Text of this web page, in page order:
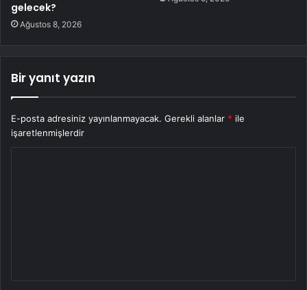
gelecek?
Ağustos 8, 2026
Bir yanıt yazın
E-posta adresiniz yayınlanmayacak. Gerekli alanlar * ile
işaretlenmişlerdir